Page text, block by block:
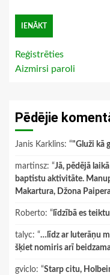
Reģistrēties
Aizmirsi paroli
Pēdējie
Janis Karklins: “"Gluži kā
martinsz: “Jā, pēdējā
baptistu aktivitāte.
Makartura, Džona
Roberto: “ līdzībā es
talyc: “…līdz ar luterāņu
šķiet nomiris arī
gviclo: “Starp citu,